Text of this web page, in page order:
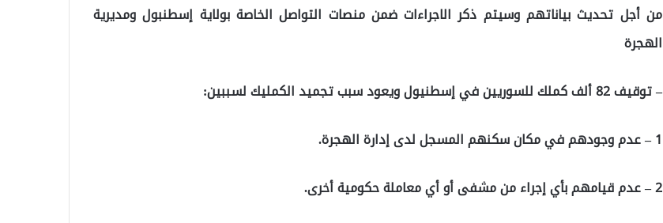
من أجل تحديث بياناتهم وسيتم ذكر الاجراءات ضمن منصات التواصل الخاصة بولاية إسطنبول ومديرية
الهجرة
– توقيف 82 ألف كملك للسوريين في إسطنيول ويعود سبب تجميد الكمليك لسببين:
1 – عدم وجودهم في مكان سكنهم المسجل لدى إدارة الهجرة.
2 – عدم قيامهم بأي إجراء من مشفى أو أي معاملة حكومية أخرى.